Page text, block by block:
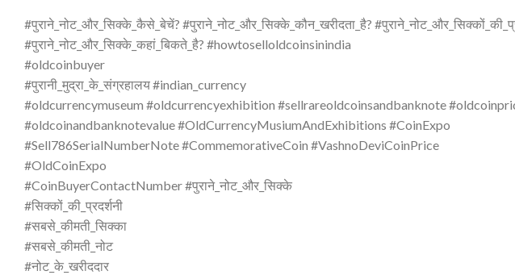
#पुराने_नोट_और_सिक्के_कैसे_बेचें? #पुराने_नोट_और_सिक्के_कौन_खरीदता_है?
#पुराने_नोट_और_सिक्के_कहां_बिकते_है? #howtoselloldcoinsinindia
#oldcoinbuyer
#पुरानी_मुद्रा_के_संग्रहालय #indian_currency
#oldcurrencymuseum #oldcurrencyexhibition #sellrareoldcoinsandbanknote
#oldcoinandbanknotevalue #OldCurrencyMusiumAndExhibitions #CoinExpo
#Sell786SerialNumberNote #CommemorativeCoin #VashnoDeviCoinPrice
#OldCoinExpo
#CoinBuyerContactNumber #पुराने_नोट_और_सिक्के
#सिक्कों_की_प्रदर्शनी
#सबसे_कीमती_सिक्का
#सबसे_कीमती_नोट
#नोट_के_खरीददार